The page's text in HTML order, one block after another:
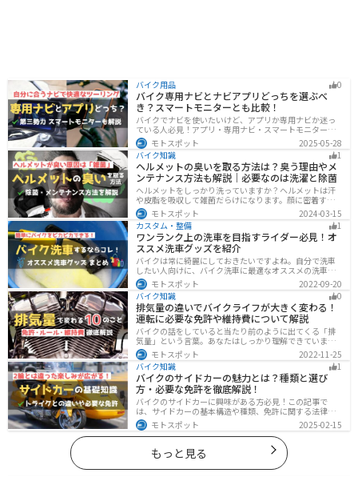
バイク用品 0
バイク専用ナビとナビアプリどっちを選ぶべ
き？スマートモニターとも比較！
バイクでナビを使いたいけど、アプリか専用ナビか迷っ
ている人必見！アプリ・専用ナビ・スマートモニターの
メリット、デメリット、どんな人にオススメなのかを解
説します。自分に合ったナビを見つけて快適なツーリン
グライフを送りましょう！
モトスポット
2025-05-28
バイク知識
1
ヘルメットの臭いを取る方法は？臭う理由やメ
ンテナンス方法も解説｜必要なのは洗濯と除菌
ヘルメットをしっかり洗っていますか？ヘルメットは汗
や皮脂を吸収して雑菌だらけになります。顔に密着する
物なのでしっかりと除菌・消臭をする必要があります。
この記事では、ヘルメットをまるっと綺麗にする方法を
まとめました。まだメンテナンスをしたことがないとい
う人はぜひ参考にしてください。
モトスポット
2024-03-15
カスタム・整備
1
ワンランク上の洗車を目指すライダー必見！オ
ススメ洗車グッズを紹介
バイクは常に綺麗にしておきたいですよね。自分で洗車
したい人向けに、バイク洗車に最適なオススメの洗車グ
ッズを紹介します。汚れを落とすシャンプーからツヤを
出すワックスまで全て紹介します。自分でバイク洗車を
しようと思っている方は参考にしてください。
モトスポット
2022-09-20
バイク知識
0
排気量の違いでバイクライフが大きく変わる！
運転に必要な免許や維持費について解説
バイクの話をしていると当たり前のように出てくる「排
気量」という言葉。あなたはしっかり理解できています
か？ バイクはクルマと違い、排気量によって必要な免
許・走れる道路の区分・車検の有無などが細かく変わっ
てきます。これらはバイクライフに大きく関わるもので
すので、正しく理解しておきましょう。
モトスポット
2022-11-25
バイク知識
1
バイクのサイドカーの魅力とは？種類と選び
方・必要な免許を徹底解説！
バイクのサイドカーに興味がある方必見！この記事で
は、サイドカーの基本構造や種類、免許に関する法律、
メンテナンス方法を解説しています。実は、サイドカー
は法律上、二輪車として扱われるため、排気量に応じた
二輪免許が必要です。この記事を読めば、サイドカーの
正しい楽しみ方がわかります。
モトスポット 2025-02-15
もっと見る